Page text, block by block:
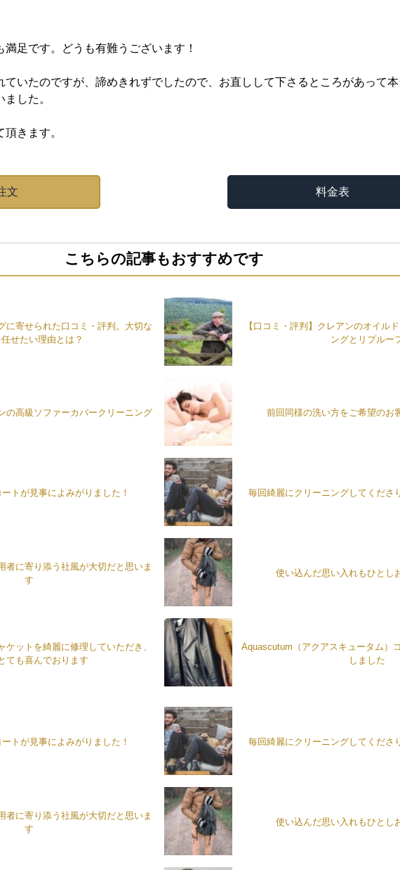
足です。どうも有難うございます！
いたのですが、諦めきれずでしたので、お直しして下さるところがあって本
した。
きます。
文 料金表
こちらの記事もおすすめです
に寄せられた口コミ・評判。大切な
せたい理由とは？
【口コミ・評判】クレアンのオイル
ングとリプルー
の高級ソファーカバークリーニング 前回同様の洗い方をご希望のお
トが見事によみがりました！ 毎回綺麗にクリーニングしてくださ
者に寄り添う社風が大切だと思いま
す
使い込んだ思い入れもひとし
ケットを綺麗に修理していただき、
ても喜んでおります
Aquascutum（アクアスキュータム）
しました
トが見事によみがりました！ 毎回綺麗にクリーニングしてくださ
者に寄り添う社風が大切だと思いま
す
使い込んだ思い入れもひとし